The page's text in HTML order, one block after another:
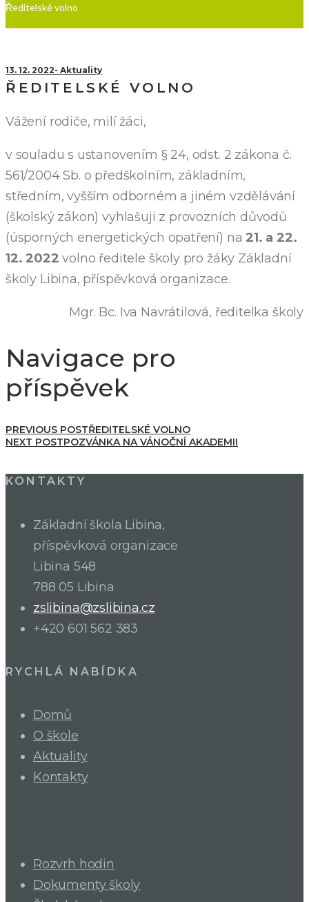
Ředitelské volno
13. 12. 2022 Aktuality
ŘEDITELSKÉ VOLNO
Vážení rodiče, milí žáci,
v souladu s ustanovením § 24, odst. 2 zákona č.
561/2004 Sb. o předškolním, základním,
středním, vyšším odborném a jiném vzdělávání
(školský zákon) vyhlašuji z provozních důvodů
(úsporných energetických opatření) na21. a 22.
12. 2022 volno ředitele školy pro žáky Základní
školy Libina, příspěvková organizace.
Mgr. Bc. Iva Navrátilová, ředitelka školy
Navigace pro
příspěvek
PREVIOUS POSTŘEDITELSKÉ VOLNO
NEXT POSTPOZVÁNKA NA VÁNOČNÍ AKADEMII
KONTAKTY
Základní škola Libina,
příspěvková organizace
Libina 548
788 05 Libina
zslibina@zslibina.cz
+420 601 562 383
RYCHLÁ NABÍDKA
Domů
O škole
Aktuality
Kontakty
Rozvrh hodin
Dokumenty školy